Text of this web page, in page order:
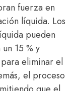
fuerza en
líquida. Los
pueden
15 % y
eliminar el
el proceso